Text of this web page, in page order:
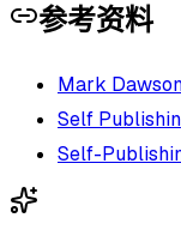
参考资料
Mark
Self
Self-